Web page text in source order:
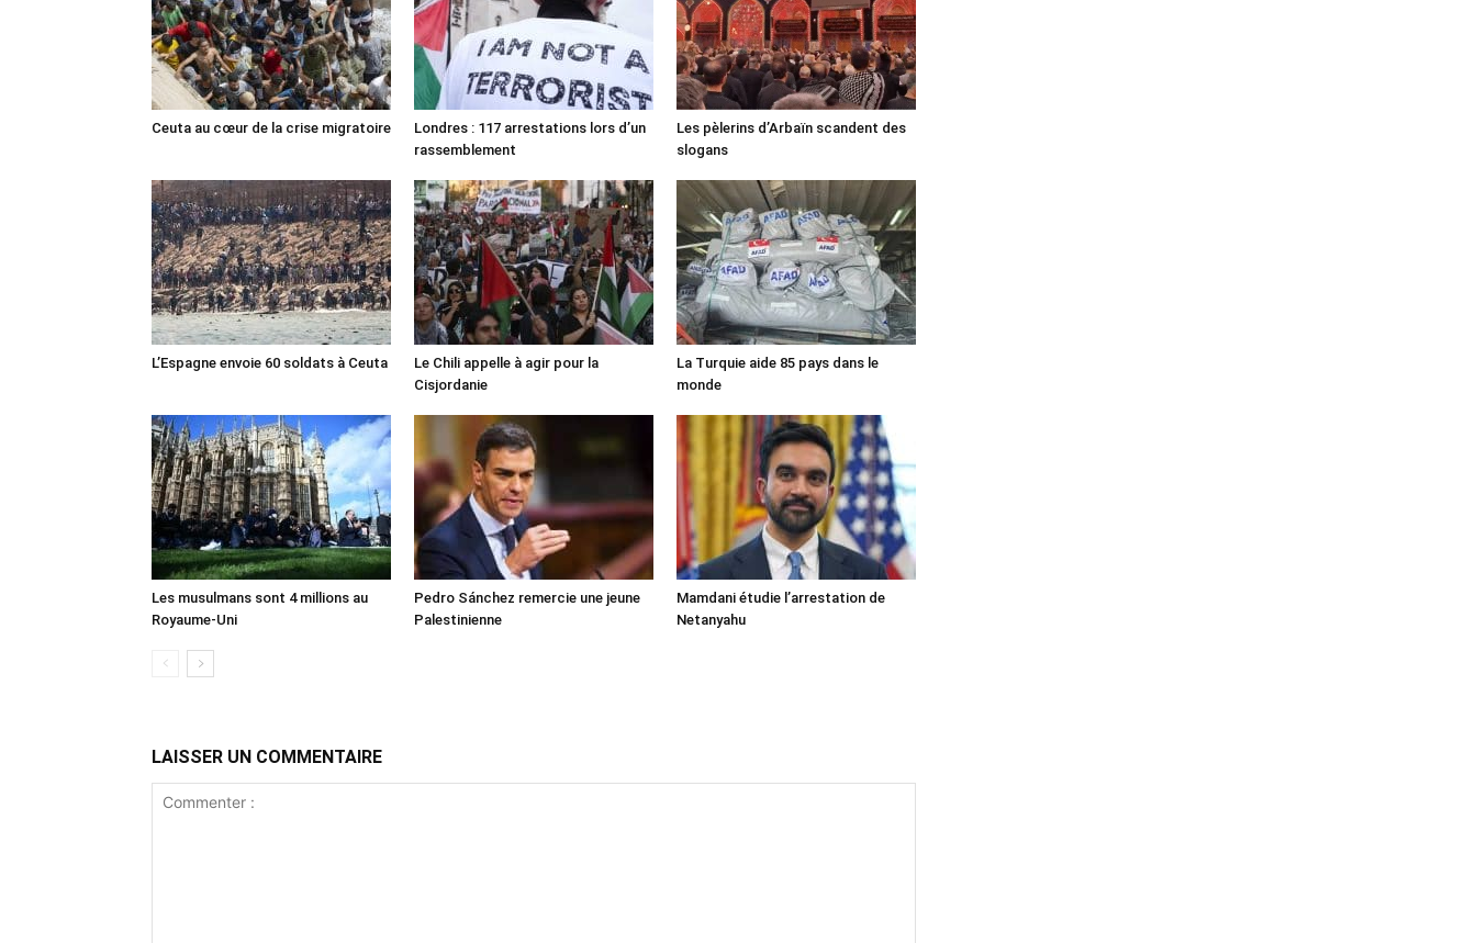
Ceuta au cœur de la crise migratoire
Londres : 117 arrestations lors d’un
rassemblement
Les pèlerins d’Arbaïn scandent des
slogans
L’Espagne envoie 60 soldats à Ceuta
Le Chili appelle à agir pour la
Cisjordanie
La Turquie aide 85 pays dans le
monde
Les musulmans sont 4 millions au
Royaume-Uni
Pedro Sánchez remercie une jeune
Palestinienne
Mamdani étudie l’arrestation de
Netanyahu
LAISSER UN COMMENTAIRE